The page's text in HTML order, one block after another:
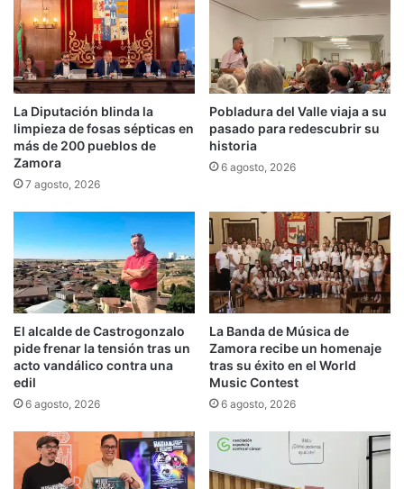
La Diputación blinda la
limpieza de fosas sépticas en
más de 200 pueblos de
Zamora
7 agosto, 2026
Pobladura del Valle viaja a su
pasado para redescubrir su
historia
6 agosto, 2026
El alcalde de Castrogonzalo
pide frenar la tensión tras un
acto vandálico contra una
edil
6 agosto, 2026
La Banda de Música de
Zamora recibe un homenaje
tras su éxito en el World
Music Contest
6 agosto, 2026